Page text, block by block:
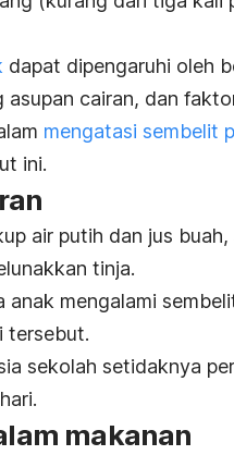
dapat dipengaruhi oleh
asupan cairan, dan
mengatasi sembelit
ini.
air putih dan jus
tinja.
mengalami
tersebut.
sekolah setidaknya
makanan